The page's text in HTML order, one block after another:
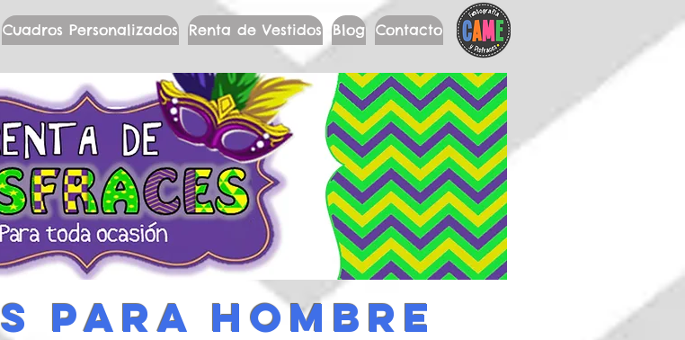
Cuadros Personalizados Renta de Vestidos Blog Contacto
PARA HOMBRE